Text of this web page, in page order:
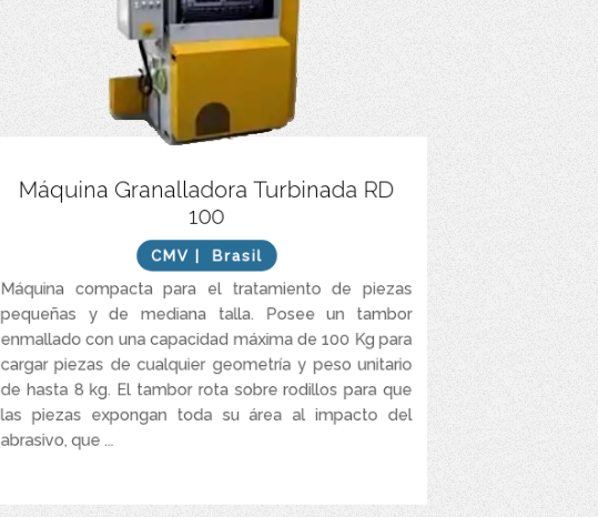
Máquina Granalladora Turbinada RD
100
CMV | Brasil
Máquina compacta para el tratamiento de piezas
pequeñas y de mediana talla. Posee un tambor
enmallado con una capacidad máxima de 100 Kg para
cargar piezas de cualquier geometría y peso unitario
de hasta 8 kg. El tambor rota sobre rodillos para que
las piezas expongan toda su área al impacto del
abrasivo, que ...
Turbina con paletas curvas que le dan mayor eficiencia
Tambor rotativo para procesar piezas
Puerta con amortiguadores para cierre y apertura seguros
Recubrimiento inferior en caucho
Flujo de válvula regulado
Purificador de abrasivos
Interfaz hombre-máquina amigable